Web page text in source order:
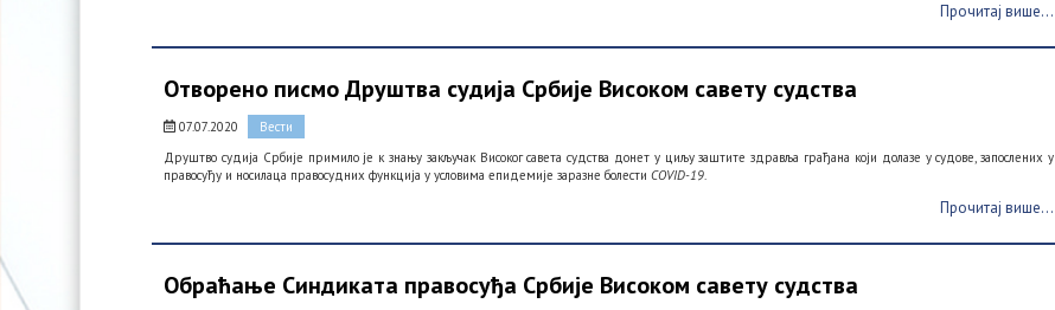
Прочитај више...
Отворено писмо Друштва судија Србије Високом савету судства
07.07.2020
Вести
Друштво судија Србије примило је к знању закључак Високог савета судства донет у циљу заштите здравља грађана који долазе у судове, запослених у
правосуђу и носилаца правосудних функција у условима епидемије заразне болестиCOVID-19.
Прочитај више...
Обраћање Синдиката правосуђа Србије Високом савету судства